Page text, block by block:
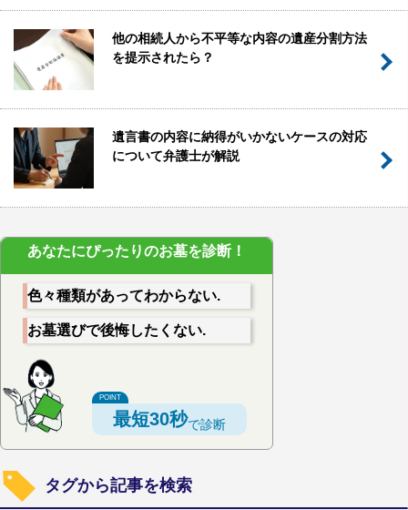
他の相続人から不平等な内容の遺産分割方法
を提示されたら？
遺言書の内容に納得がいかないケースの対応
について弁護士が解説
あなたにぴったりのお墓を診断！
色々種類があってわからない.
お墓選びで後悔したくない.
最短30秒で診断
タグから記事を検索